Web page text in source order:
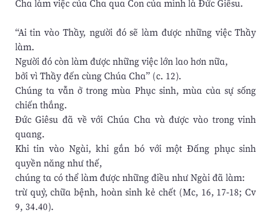
Cha làm việc của Cha qua Con của mình là Đức Giêsu.
“Ai tin vào Thầy, người đó sẽ làm được những việc Thầy
làm.
Người đó còn làm được những việc lớn lao hơn nữa,
bởi vì Thầy đến cùng Chúa Cha” (c. 12).
Chúng ta vẫn ở trong mùa Phục sinh, mùa của sự sống
chiến thắng.
Đức Giêsu đã về với Chúa Cha và được vào trong vinh
quang.
Khi tin vào Ngài, khi gắn bó với một Đấng phục sinh
quyền năng như thế,
chúng ta có thể làm được những điều như Ngài đã làm:
trừ quỷ, chữa bệnh, hoàn sinh kẻ chết (Mc, 16, 17-18; Cv
9, 34.40).